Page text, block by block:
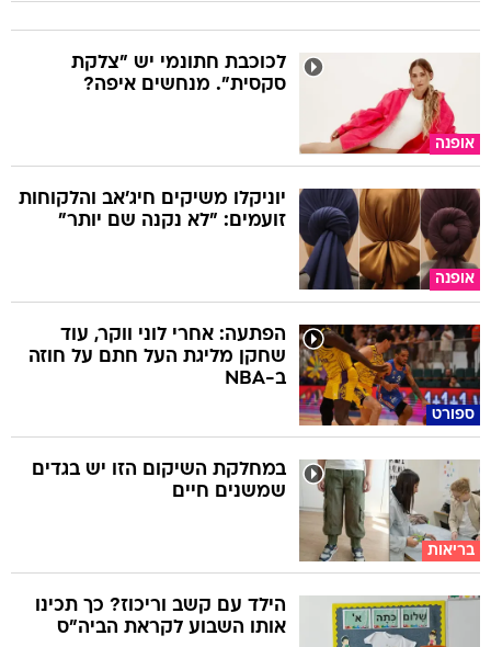
אופנה
לכוכבת חתונמי יש "צלקת
סקסית". מנחשים איפה?
אופנה
יוניקלו משיקים חיג'אב והלקוחות
זועמים: "לא נקנה שם יותר"
ספורט
הפתעה: אחרי לוני ווקר, עוד
שחקן מליגת העל חתם על חוזה
ב-NBA
בריאות
במחלקת השיקום הזו יש בגדים
שמשנים חיים
הילד עם קשב וריכוז? כך תכינו
אותו השבוע לקראת הביה"ס